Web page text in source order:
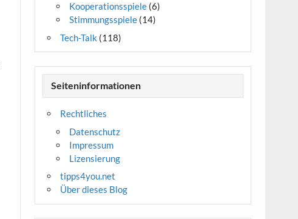
Kooperationsspiele (6)
Stimmungsspiele (14)
Tech-Talk (118)
Seiteninformationen
Rechtliches
Datenschutz
Impressum
Lizensierung
tipps4you.net
Über dieses Blog